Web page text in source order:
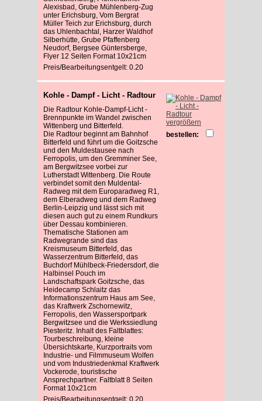
Alexisbad, Grube Mühlenberg-Zug
unter Erichsburg, Vom Bergrat
Müller Teich zur Erichsburg, durch
das Uhlenbachtal, Harzer Waldhof
Silberhütte, Grube Pfaffenberg
Neudorf, Bergsee Güntersberge,
Flyer 12 Seiten Format 10x21cm
Preis/Bearbeitungsentgelt: 0.20
Kohle - Dampf - Licht - Radtour
Die Radtour Kohle-Dampf-Licht -
Brennpunkte im Wandel zwischen
Wittenberg und Bitterfeld.
Die Radtour beginnt am Bahnhof
Bitterfeld und führt um die Goitzsche
und den Muldestausee nach
Ferropolis, um den Gremminer See,
am Bergwitzsee vorbei zur
Lutherstadt Wittenberg. Die Route
verbindet somit den Muldental-
Radweg mit dem Europaradweg R1,
dem Elberadweg und dem Radweg
Berlin-Leipzig und lässt sich mit
diesen auch gut zu einem Rundkurs
über Dessau kombinieren.
Thematische Stationen am
Radwegrande sind das
Kreismuseum Bitterfeld, das
Wasserzentrum Bitterfeld, das
Buchdorf Mühlbeck-Friedersdorf, die
Halbinsel Pouch im
Landschaftspark Goitzsche, das
Heidecamp Schlaitz das
Informationszentrum Haus am See,
das Kraftwerk Zschornewitz,
Ferropolis, den Wassersportpark
Bergwitzsee und die Werkssiedlung
Piesteritz. Inhalt des Faltblattes:
Tourbeschreibung, kleine
Übersichtskarte, Kurzportraits vom
Industrie- und Filmmuseum Wolfen
und vom Industriedenkmal Kraftwerk
Vockerode, touristische
Ansprechpartner. Faltblatt 8 Seiten
Format 10x21cm
Preis/Bearbeitungsentgelt: 0.20
vergrößern
bestellen: